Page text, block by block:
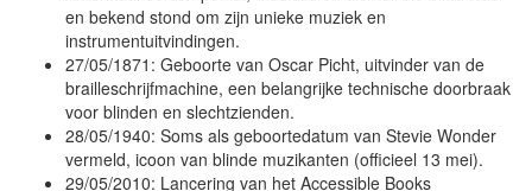
en bekend stond om zijn unieke muziek en
instrumentuitvindingen.
27/05/1871: Geboorte van Oscar Picht, uitvinder van de
brailleschrijfmachine, een belangrijke technische doorbraak
voor blinden en slechtzienden.
28/05/1940: Soms als geboortedatum van Stevie Wonder
vermeld, icoon van blinde muzikanten (officieel 13 mei).
29/05/2010: Lancering van het Accessible Books